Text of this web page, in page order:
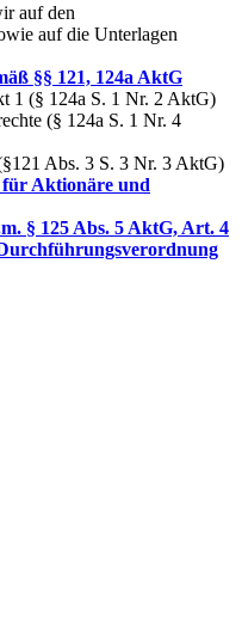
auf den
auf die Unterlagen
§§ 121, 124a AktG
1 (§ 124a S. 1 Nr. 2 AktG)
(§ 124a S. 1 Nr. 4
Abs. 3 S. 3 Nr. 3 AktG)
für Aktionäre und
§ 125 Abs. 5 AktG, Art. 4